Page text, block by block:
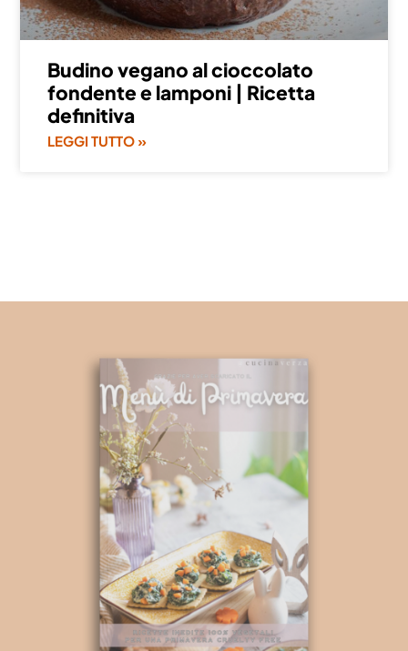
Budino vegano al cioccolato
fondente e lamponi | Ricetta
definitiva
LEGGI TUTTO »